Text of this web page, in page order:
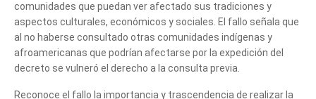
comunidades que puedan ver afectado sus tradiciones y
aspectos culturales, económicos y sociales. El fallo señala que
al no haberse consultado otras comunidades indígenas y
afroamericanas que podrían afectarse por la expedición del
decreto se vulneró el derecho a la consulta previa.
Reconoce el fallo la importancia y trascendencia de realizar la